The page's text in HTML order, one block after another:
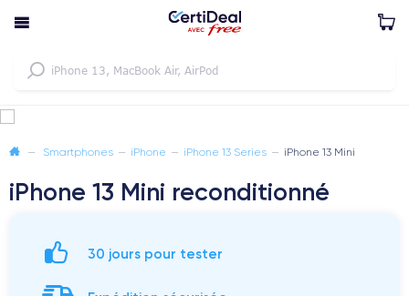
— Smartphones — iPhone — iPhone 13 Series — iPhone 13 Mini
iPhone 13 Mini reconditionné
30 jours pour tester